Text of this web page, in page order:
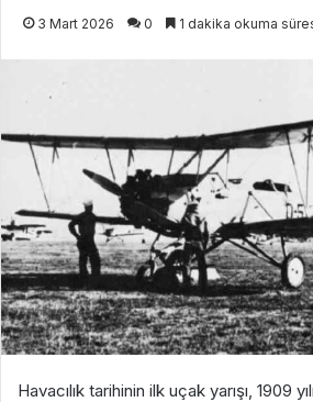
3 Mart 2026 0 1 dakika okuma
Havacılık tarihinin ilk uçak yarışı, 1909